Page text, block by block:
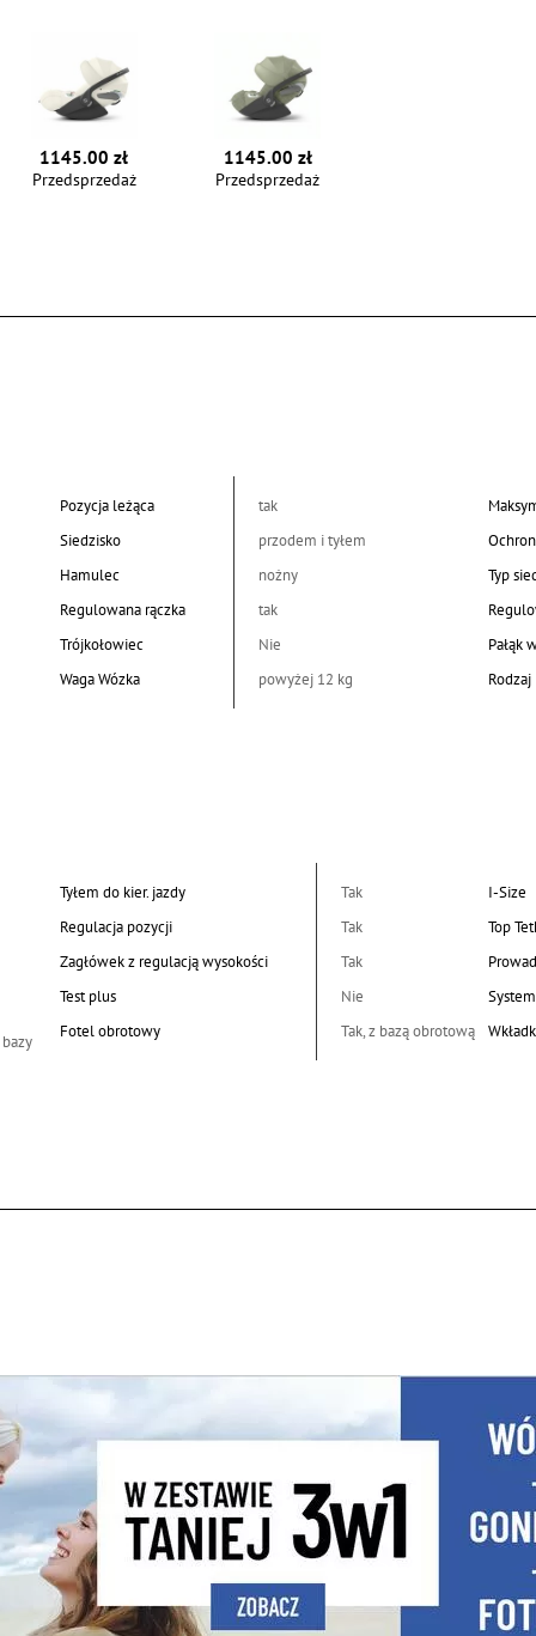
1145.00 zł
Przedsprzedaż
1145.00 zł
Przedsprzedaż
Pozycja leżąca
tak
Siedzisko
przodem i tyłem
Hamulec
nożny
Regulowana rączka
tak
Trójkołowiec
Nie
Waga Wózka
powyżej 12 kg
Typ
Pałąk
Tyłem do kier. jazdy
Tak
Regulacja pozycji
Tak
Zagłówek z regulacją wysokości
Tak
Test plus
Nie
Fotel obrotowy
Tak, z bazą obrotową
I-Size
Top